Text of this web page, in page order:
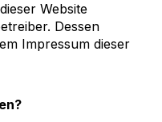
Website
Dessen
Impressum dieser